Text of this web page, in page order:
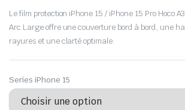
Le film protection iPhone 15 / iPhone 15 Pro Hoco
Arc Large offre une couverture bord à bord, une
rayures et une clarté optimale.
Series iPhone 15